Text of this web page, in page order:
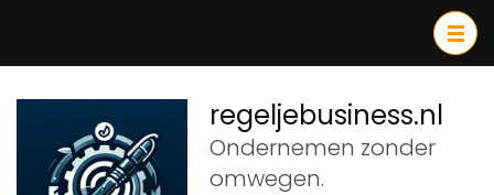
inhoud
(druk
Enter)
regeljebusiness.nl
Ondernemen zonder
omwegen.